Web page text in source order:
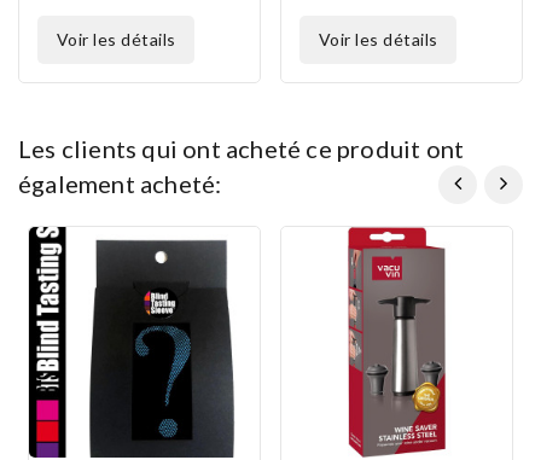
voir les détails voir les détails
les clients qui ont acheté ce produit ont
également acheté: